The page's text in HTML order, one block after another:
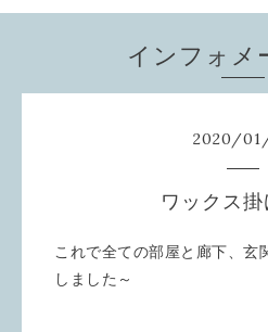
インフォメ
2020/01
ワックス掛
これで全ての部屋と廊下、玄
しました～